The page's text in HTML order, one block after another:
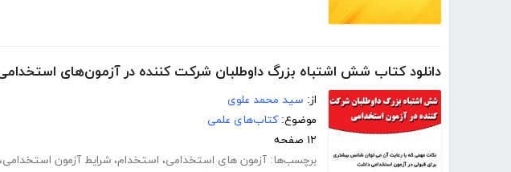
دانلود کتاب شش اشتباه بزرگ داوطلبان شرکت کننده در آزمون‌های
از: سید محمد علوی
موضوع: کتاب‌های علمی
۱۲ صفحه
برچسب‌ها: آزمون های استخدامی، استخدام، شرایط آزمون استخدامی،